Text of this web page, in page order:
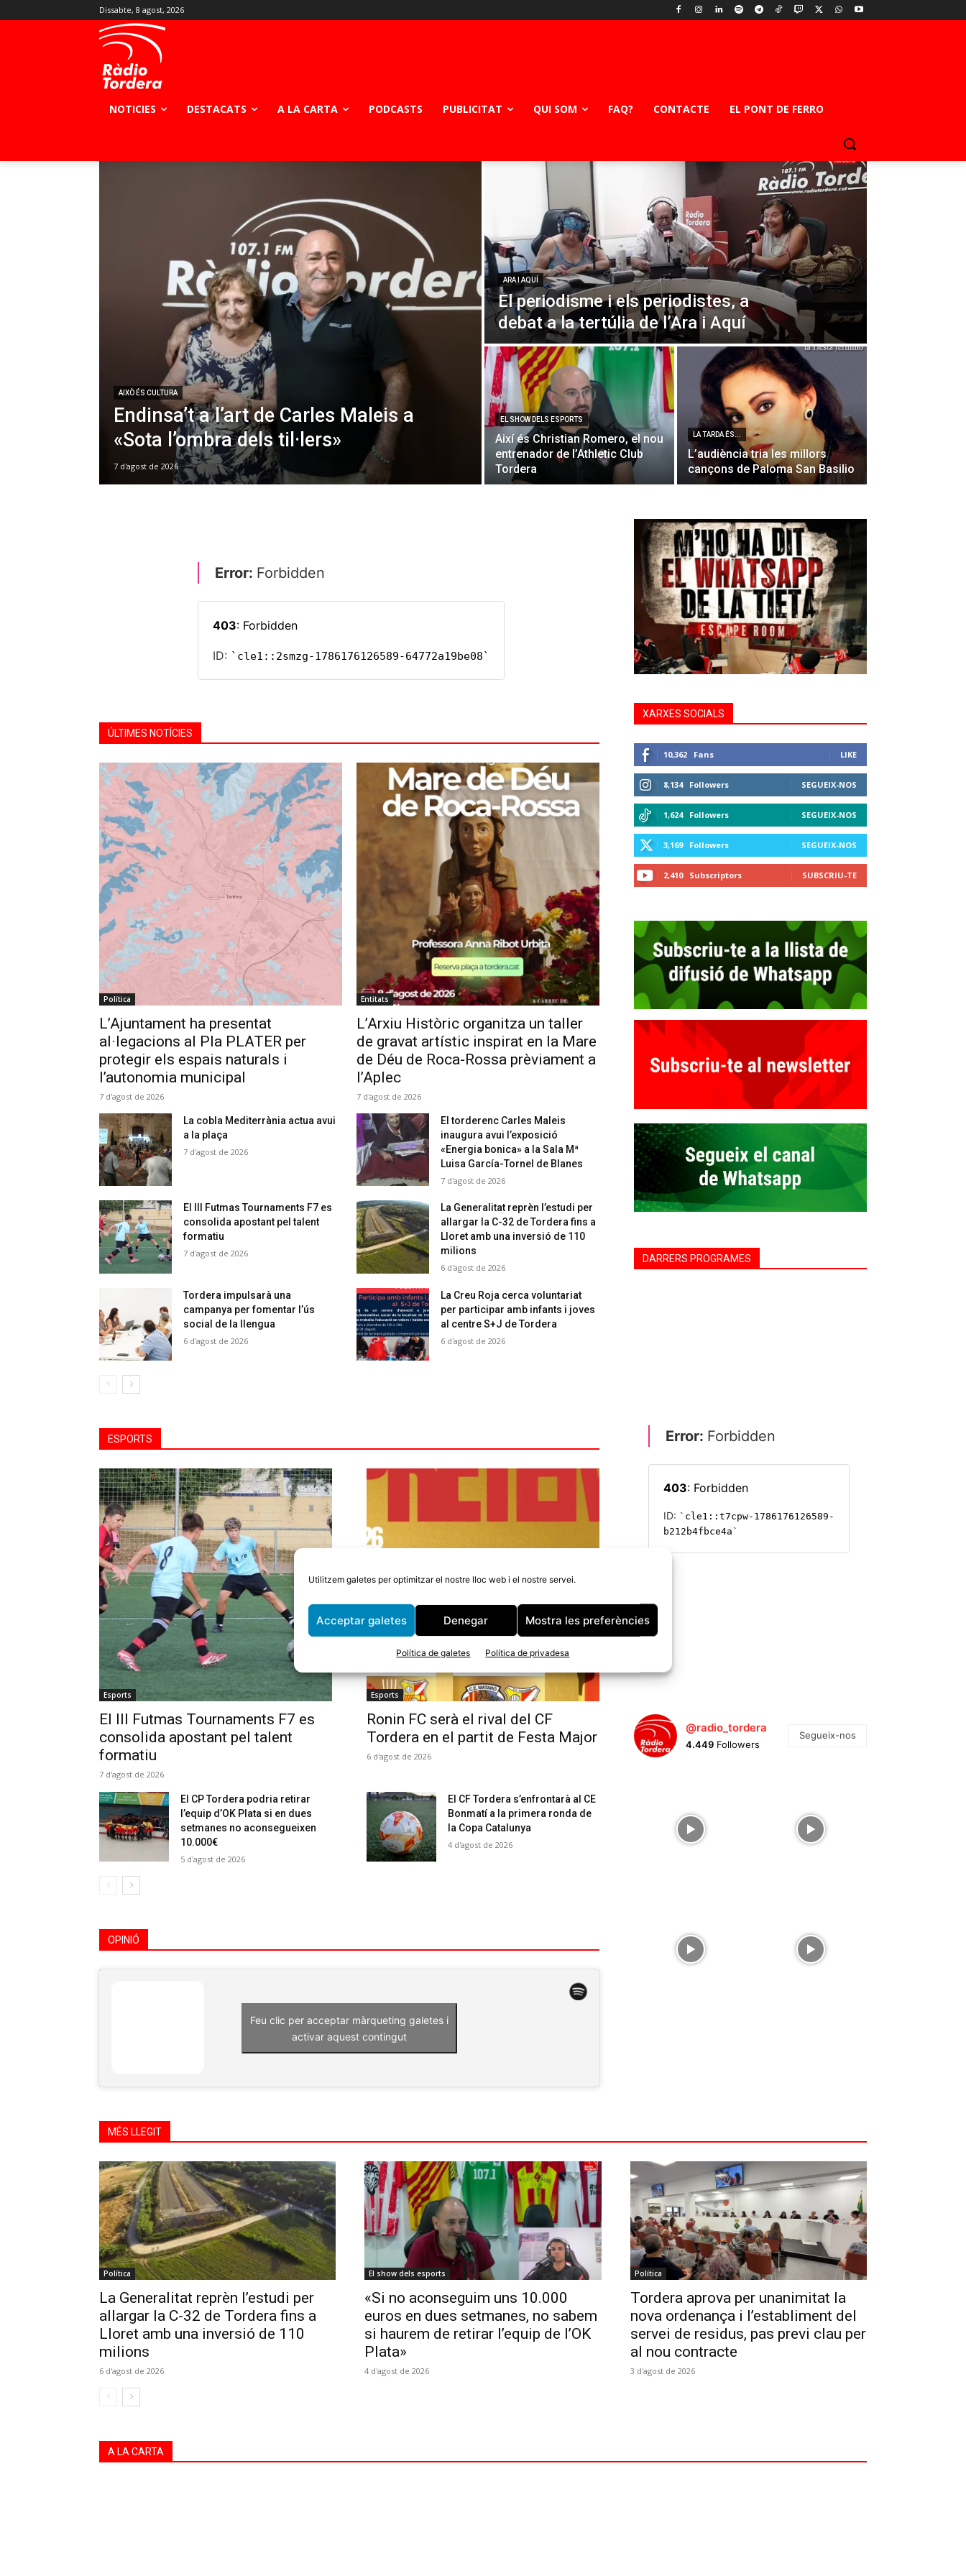
Utilitzem galetes per optimitzar el nostre lloc web i el nostre servei.
Acceptar galetes Denegar Mostra les preferències
Política de galetes Política de privadesa
Dissabte, 8 agost, 2026
NOTICIES DESTACATS A LA CARTA PODCASTS PUBLICITAT QUI SOM FAQ? CONTACTE EL PONT DE FERRO
AIXÒ ÉS CULTURA
Endinsa’t a l’art de Carles Maleis a
«Sota l’ombra dels til·lers»
7 d'agost de 2026
ARA I AQUÍ
El periodisme i els periodistes, a
debat a la tertúlia de l’Ara i Aquí
EL SHOW DELS ESPORTS
Així és Christian Romero, el nou
entrenador de l’Athletic Club
Tordera
LA TARDA ÉS...
L’audiència tria les millors
cançons de Paloma San Basilio
ÚLTIMES NOTÍCIES
Política
L’Ajuntament ha presentat
al·legacions al Pla PLATER per
protegir els espais naturals i
l’autonomia municipal
7 d'agost de 2026
Entitats
L’Arxiu Històric organitza un taller
de gravat artístic inspirat en la Mare
de Déu de Roca-Rossa prèviament a
l’Aplec
7 d'agost de 2026
La cobla Mediterrània actua avui
a la plaça
7 d'agost de 2026
El torderenc Carles Maleis
inaugura avui l’exposició
«Energia bonica» a la Sala Mª
Luisa García-Tornel de Blanes
7 d'agost de 2026
El III Futmas Tournaments F7 es
consolida apostant pel talent
formatiu
7 d'agost de 2026
La Generalitat reprèn l’estudi per
allargar la C-32 de Tordera fins a
Lloret amb una inversió de 110
milions
6 d'agost de 2026
Tordera impulsarà una
campanya per fomentar l’ús
social de la llengua
6 d'agost de 2026
La Creu Roja cerca voluntariat
per participar amb infants i joves
al centre S+J de Tordera
6 d'agost de 2026
ESPORTS
Esports
El III Futmas Tournaments F7 es
consolida apostant pel talent
formatiu
7 d'agost de 2026
Esports
Ronin FC serà el rival del CF
Tordera en el partit de Festa Major
6 d'agost de 2026
El CP Tordera podria retirar
l’equip d’OK Plata si en dues
setmanes no aconsegueixen
10.000€
5 d'agost de 2026
El CF Tordera s’enfrontarà al CE
Bonmatí a la primera ronda de
la Copa Catalunya
4 d'agost de 2026
OPINIÓ
Feu clic per acceptar màrqueting galetes i
activar aquest contingut
XARXES SOCIALS
10,362 Fans LIKE
8,134 Followers SEGUEIX-NOS
1,624 Followers SEGUEIX-NOS
3,169 Followers SEGUEIX-NOS
2,410 Subscriptors SUBSCRIU-TE
DARRERS PROGRAMES
@radio_tordera
4.449 Followers
Segueix-nos
MÉS LLEGIT
Política
La Generalitat reprèn l’estudi per
allargar la C-32 de Tordera fins a
Lloret amb una inversió de 110
milions
6 d'agost de 2026
El show dels esports
«Si no aconseguim uns 10.000
euros en dues setmanes, no sabem
si haurem de retirar l’equip de l’OK
Plata»
4 d'agost de 2026
Política
Tordera aprova per unanimitat la
nova ordenança i l’establiment del
servei de residus, pas previ clau per
al nou contracte
3 d'agost de 2026
A LA CARTA